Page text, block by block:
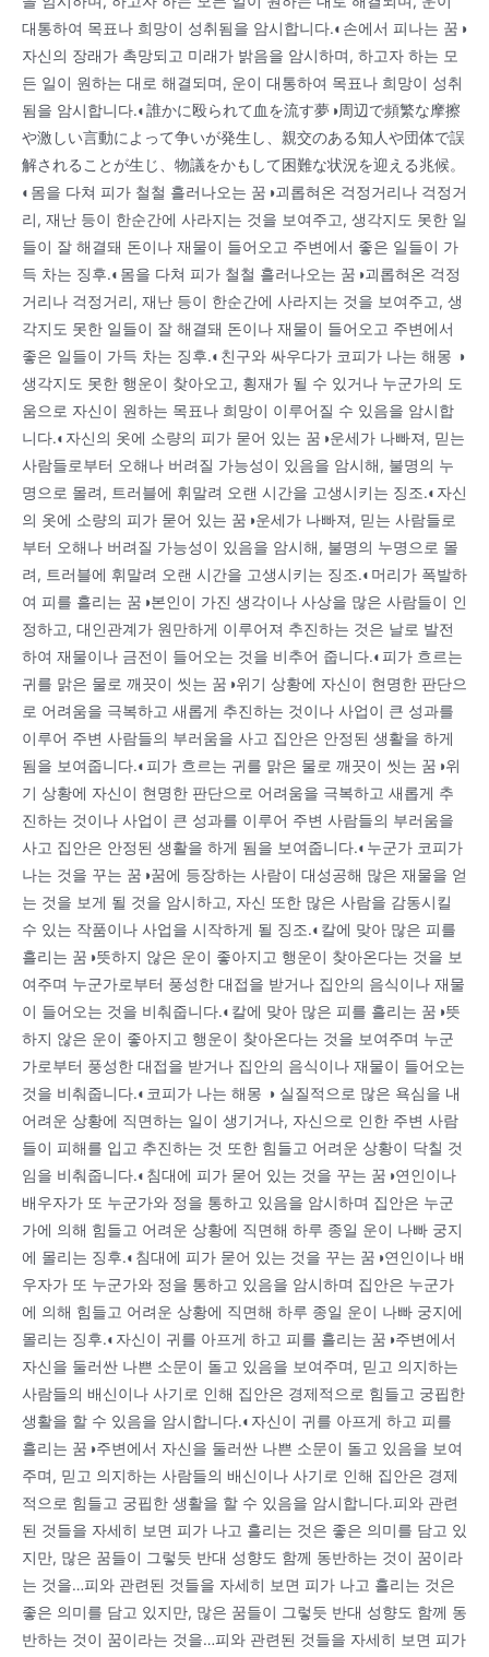
대통하여 목표나 희망이 성취됨을 암시합니다.◐손에서 피나는 꿈◑
자신의 장래가 촉망되고 미래가 밝음을 암시하며, 하고자 하는 모
든 일이 원하는 대로 해결되며, 운이 대통하여 목표나 희망이 성취
됨을 암시합니다.◐誰かに殴られて血を流す夢◑周辺で頻繁な摩擦
や激しい言動によって争いが発生し、親交のある知人や団体で誤
解されることが生じ、物議をかもして困難な状況を迎える兆候。
◐몸을 다쳐 피가 철철 흘러나오는 꿈◑괴롭혀온 걱정거리나 걱정거
리, 재난 등이 한순간에 사라지는 것을 보여주고, 생각지도 못한 일
들이 잘 해결돼 돈이나 재물이 들어오고 주변에서 좋은 일들이 가
득 차는 징후.◐몸을 다쳐 피가 철철 흘러나오는 꿈◑괴롭혀온 걱정
거리나 걱정거리, 재난 등이 한순간에 사라지는 것을 보여주고, 생
각지도 못한 일들이 잘 해결돼 돈이나 재물이 들어오고 주변에서
좋은 일들이 가득 차는 징후.◐친구와 싸우다가 코피가 나는 해몽 ◑
생각지도 못한 행운이 찾아오고, 횡재가 될 수 있거나 누군가의 도
움으로 자신이 원하는 목표나 희망이 이루어질 수 있음을 암시합
니다.◐자신의 옷에 소량의 피가 묻어 있는 꿈◑운세가 나빠져, 믿는
사람들로부터 오해나 버려질 가능성이 있음을 암시해, 불명의 누
명으로 몰려, 트러블에 휘말려 오랜 시간을 고생시키는 징조.◐자신
의 옷에 소량의 피가 묻어 있는 꿈◑운세가 나빠져, 믿는 사람들로
부터 오해나 버려질 가능성이 있음을 암시해, 불명의 누명으로 몰
려, 트러블에 휘말려 오랜 시간을 고생시키는 징조.◐머리가 폭발하
여 피를 흘리는 꿈◑본인이 가진 생각이나 사상을 많은 사람들이 인
정하고, 대인관계가 원만하게 이루어져 추진하는 것은 날로 발전
하여 재물이나 금전이 들어오는 것을 비추어 줍니다.◐피가 흐르는
귀를 맑은 물로 깨끗이 씻는 꿈◑위기 상황에 자신이 현명한 판단으
로 어려움을 극복하고 새롭게 추진하는 것이나 사업이 큰 성과를
이루어 주변 사람들의 부러움을 사고 집안은 안정된 생활을 하게
됨을 보여줍니다.◐피가 흐르는 귀를 맑은 물로 깨끗이 씻는 꿈◑위
기 상황에 자신이 현명한 판단으로 어려움을 극복하고 새롭게 추
진하는 것이나 사업이 큰 성과를 이루어 주변 사람들의 부러움을
사고 집안은 안정된 생활을 하게 됨을 보여줍니다.◐누군가 코피가
나는 것을 꾸는 꿈◑꿈에 등장하는 사람이 대성공해 많은 재물을 얻
는 것을 보게 될 것을 암시하고, 자신 또한 많은 사람을 감동시킬
수 있는 작품이나 사업을 시작하게 될 징조.◐칼에 맞아 많은 피를
흘리는 꿈◑뜻하지 않은 운이 좋아지고 행운이 찾아온다는 것을 보
여주며 누군가로부터 풍성한 대접을 받거나 집안의 음식이나 재물
이 들어오는 것을 비춰줍니다.◐칼에 맞아 많은 피를 흘리는 꿈◑뜻
하지 않은 운이 좋아지고 행운이 찾아온다는 것을 보여주며 누군
가로부터 풍성한 대접을 받거나 집안의 음식이나 재물이 들어오는
것을 비춰줍니다.◐코피가 나는 해몽 ◑ 실질적으로 많은 욕심을 내
어려운 상황에 직면하는 일이 생기거나, 자신으로 인한 주변 사람
들이 피해를 입고 추진하는 것 또한 힘들고 어려운 상황이 닥칠 것
임을 비춰줍니다.◐침대에 피가 묻어 있는 것을 꾸는 꿈◑연인이나
배우자가 또 누군가와 정을 통하고 있음을 암시하며 집안은 누군
가에 의해 힘들고 어려운 상황에 직면해 하루 종일 운이 나빠 궁지
에 몰리는 징후.◐침대에 피가 묻어 있는 것을 꾸는 꿈◑연인이나 배
우자가 또 누군가와 정을 통하고 있음을 암시하며 집안은 누군가
에 의해 힘들고 어려운 상황에 직면해 하루 종일 운이 나빠 궁지에
몰리는 징후.◐자신이 귀를 아프게 하고 피를 흘리는 꿈◑주변에서
자신을 둘러싼 나쁜 소문이 돌고 있음을 보여주며, 믿고 의지하는
사람들의 배신이나 사기로 인해 집안은 경제적으로 힘들고 궁핍한
생활을 할 수 있음을 암시합니다.◐자신이 귀를 아프게 하고 피를
흘리는 꿈◑주변에서 자신을 둘러싼 나쁜 소문이 돌고 있음을 보여
주며, 믿고 의지하는 사람들의 배신이나 사기로 인해 집안은 경제
적으로 힘들고 궁핍한 생활을 할 수 있음을 암시합니다.피와 관련
된 것들을 자세히 보면 피가 나고 흘리는 것은 좋은 의미를 담고 있
지만, 많은 꿈들이 그렇듯 반대 성향도 함께 동반하는 것이 꿈이라
는 것을…피와 관련된 것들을 자세히 보면 피가 나고 흘리는 것은
좋은 의미를 담고 있지만, 많은 꿈들이 그렇듯 반대 성향도 함께 동
반하는 것이 꿈이라는 것을…피와 관련된 것들을 자세히 보면 피가